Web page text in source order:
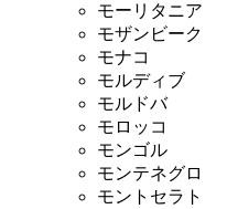
モーリタニア
モザンビーク
モナコ
モルディブ
モルドバ
モロッコ
モンゴル
モンテネグロ
モントセラト